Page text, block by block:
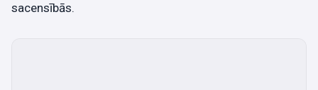
sacensībās.